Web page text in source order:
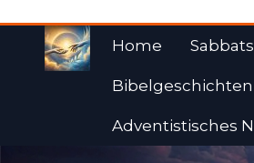
springen
Home
Adventistisches